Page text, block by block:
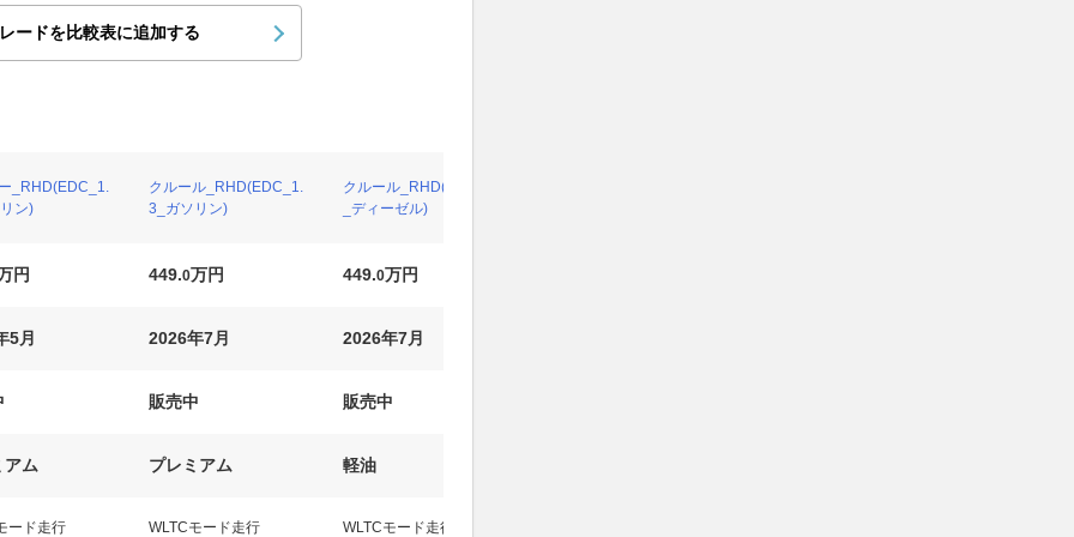
ードを比較表に追加する
_RHD(EDC_1.
ン)
クルール_RHD(EDC_1.
3_ガソリン)
クルール_RHD(MT_1.5
_ディーゼル)
円 449.0万円 449.0万円
5月 2026年7月 2026年7月
販売中 販売中
アム プレミアム 軽油
ード走行 WLTCモード走行 WLTCモード走行